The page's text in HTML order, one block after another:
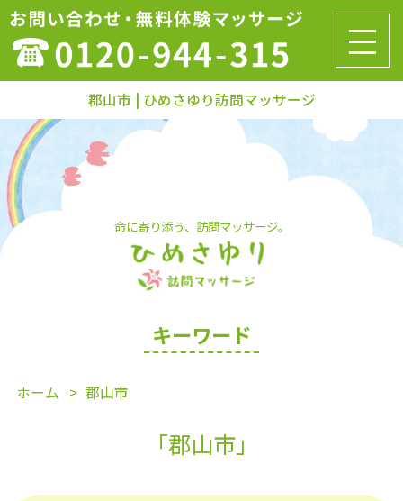
郡山市 | ひめさゆり訪問マッサージ
命に寄り添う、訪問マッサージ。
キーワード
ホーム 郡山市
「郡山市」